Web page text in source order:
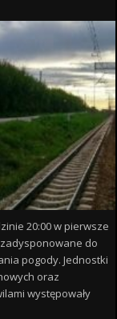
20:00 w pierwsze
zadysponowane do
pogody. Jednostki
oraz
występowały